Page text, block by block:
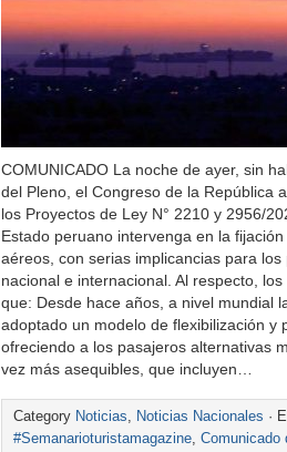
COMUNICADO La noche de ayer, sin
del Pleno, el Congreso de la República
los Proyectos de Ley N° 2210 y 2956/
Estado peruano intervenga en la
aéreos, con serias implicancias para
nacional e internacional. Al respecto,
que: Desde hace años, a nivel mundial
adoptado un modelo de flexibilización y
ofreciendo a los pasajeros alternativas
vez más asequibles, que incluyen…
Category Noticias, Noticias Nacionales ·
#Semanarioturistamagazine, Comunicado